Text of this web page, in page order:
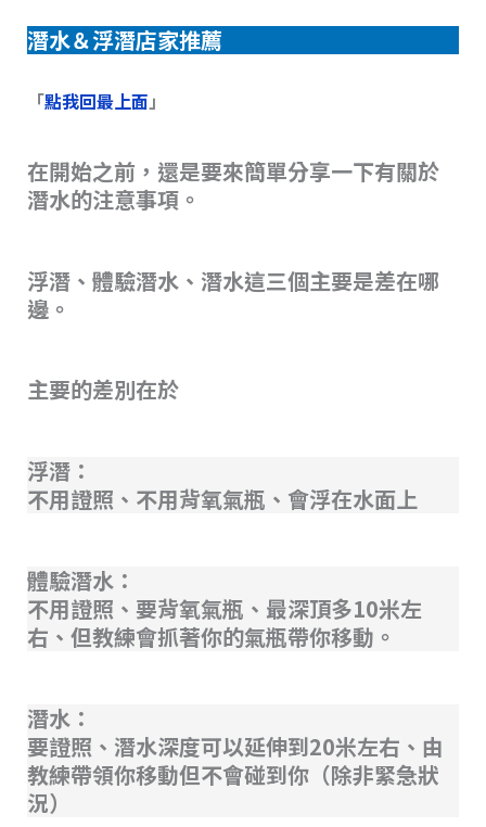
潛水＆浮潛店家推薦
「點我回最上面 」
在開始之前，還是要來簡單分享一下有關於
潛水的注意事項。
浮潛、體驗潛水、潛水這三個主要是差在哪
邊。
主要的差別在於
浮潛：
不用證照、不用背氧氣瓶、會浮在水面上
體驗潛水：
不用證照、要背氧氣瓶、最深頂多10米左
右、但教練會抓著你的氣瓶帶你移動。
潛水：
要證照、潛水深度可以延伸到20米左右、由
教練帶領你移動但不會碰到你（除非緊急狀
況）